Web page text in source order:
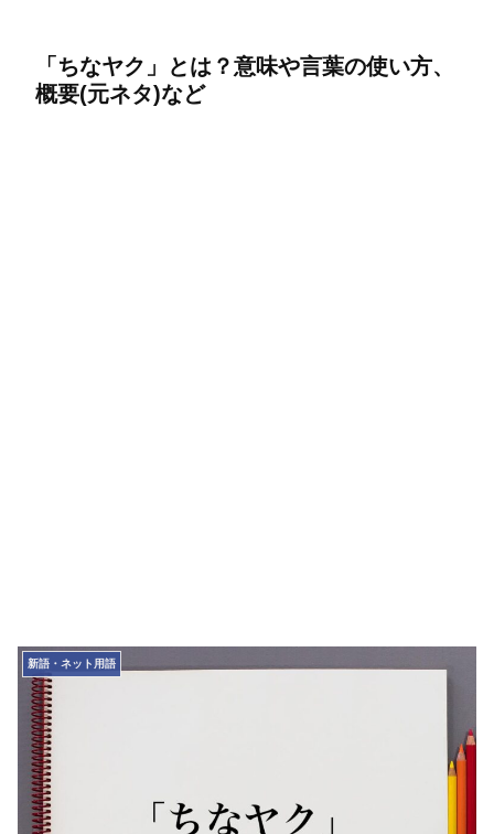
「ちなヤク」とは？意味や言葉の使い方、
概要(元ネタ)など
新語・ネット用語